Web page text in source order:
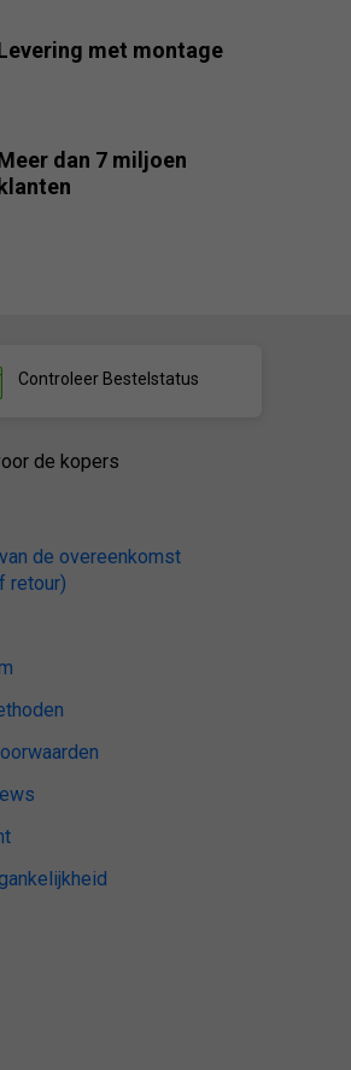
met montage
dan 7 miljoen
klanten
ControleerBestelstatus
de kopers
de overeenkomst
retour)